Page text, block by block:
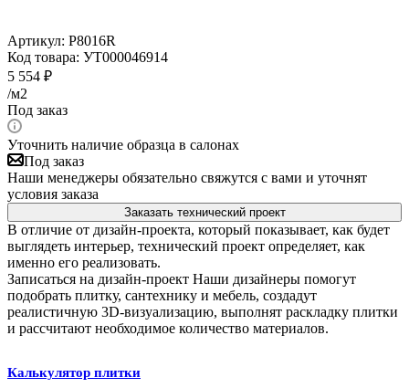
Артикул: P8016R
Код товара: УТ000046914
5 554 ₽
/м2
Под заказ
Уточнить наличие образца в салонах
Под заказ
Наши менеджеры обязательно свяжутся с вами и уточнят
условия заказа
Заказать технический проект
В отличие от дизайн-проекта, который показывает, как будет
выглядеть интерьер, технический проект определяет, как
именно его реализовать.
Записаться на дизайн-проект Наши дизайнеры помогут
подобрать плитку, сантехнику и мебель, создадут
реалистичную 3D-визуализацию, выполнят раскладку плитки
и рассчитают необходимое количество материалов.
Калькулятор плитки